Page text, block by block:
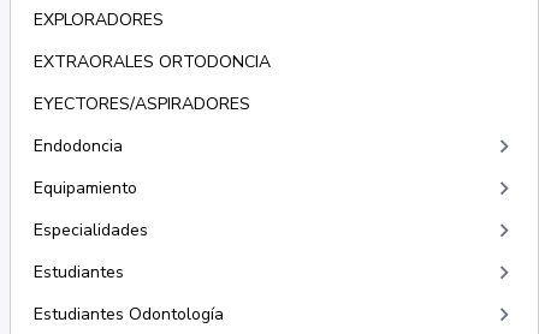
EXPLORADORES
EXTRAORALES ORTODONCIA
EYECTORES/ASPIRADORES
Endodoncia
keyboard_arrow_right
Equipamiento keyboard_arrow_right
Especialidades keyboard_arrow_right
Estudiantes keyboard_arrow_right
Estudiantes Odontología keyboard_arrow_right